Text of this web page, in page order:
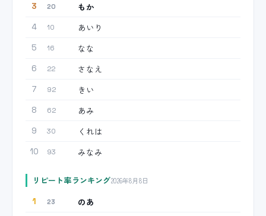
3 20 もか
4 10 あいり
5 16 なな
6 22 さなえ
7 92 きい
8 62 あみ
9 30 くれは
10 93 みなみ
リピート率ランキング2026年8月8日
1 23 のあ